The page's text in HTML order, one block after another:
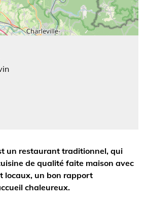
un restaurant traditionnel, qui
de qualité faite maison avec
locaux, un bon rapport
chaleureux.